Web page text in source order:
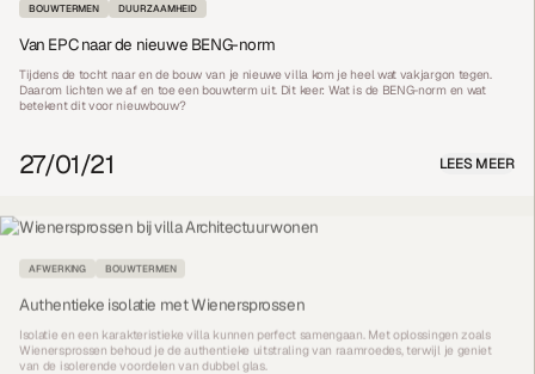
BOUWTERMEN DUURZAAMHEID
Van EPC naar de nieuwe BENG-norm
Tijdens de tocht naar en de bouw van je nieuwe villa kom je heel wat vakjargon tegen.
Daarom lichten we af en toe een bouwterm uit. Dit keer: Wat is de BENG-norm en wat
betekent dit voor nieuwbouw?
27/01/21 LEES MEER
AFWERKING BOUWTERMEN
Authentieke isolatie met Wienersprossen
Isolatie en een karakteristieke villa kunnen perfect samengaan. Met oplossingen zoals
Wienersprossen behoud je de authentieke uitstraling van raamroedes, terwijl je geniet
van de isolerende voordelen van dubbel glas.